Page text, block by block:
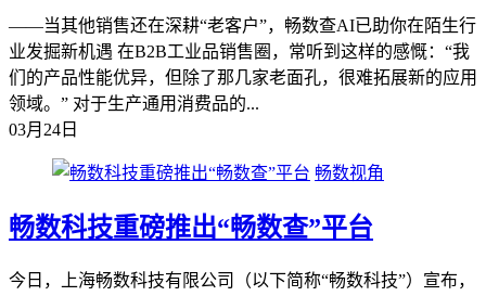
——当其他销售还在深耕“老客户”，畅数查AI已助你在陌生行
业发掘新机遇 在B2B工业品销售圈，常听到这样的感慨：“我
们的产品性能优异，但除了那几家老面孔，很难拓展新的应用
领域。” 对于生产通用消费品的...
03月24日
畅数视角
畅数科技重磅推出“畅数查”平台
今日，上海畅数科技有限公司（以下简称“畅数科技”）宣布，